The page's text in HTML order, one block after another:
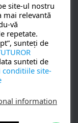
NUNTA SI BOTEZ
site-ul nostru
mai relevantă
vă
repetate.
sunteți de
sunteti de
conditiile site-
information